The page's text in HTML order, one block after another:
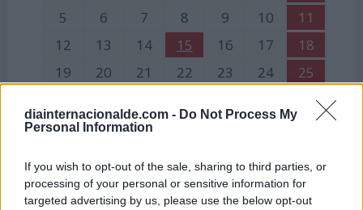
diainternacionalde.com - Do Not Process My
Personal Information
If you wish to opt-out of the sale, sharing to third parties, or
processing of your personal or sensitive information for
targeted advertising by us, please use the below opt-out
5
6 7 8 9 10
11
12
13 14 15 16 17
18
19
20 21 22 23 24
25
15:Festividad de la Asunción de la Virgen
Septiembre
Lu Ma Mi Ju Vi Sá
Do